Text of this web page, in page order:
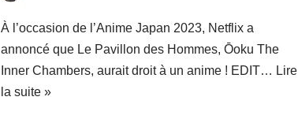
À l’occasion de l’Anime Japan 2023, Netflix a
annoncé que Le Pavillon des Hommes, Ōoku The
Inner Chambers, aurait droit à un anime ! EDIT… Lire
la suite »